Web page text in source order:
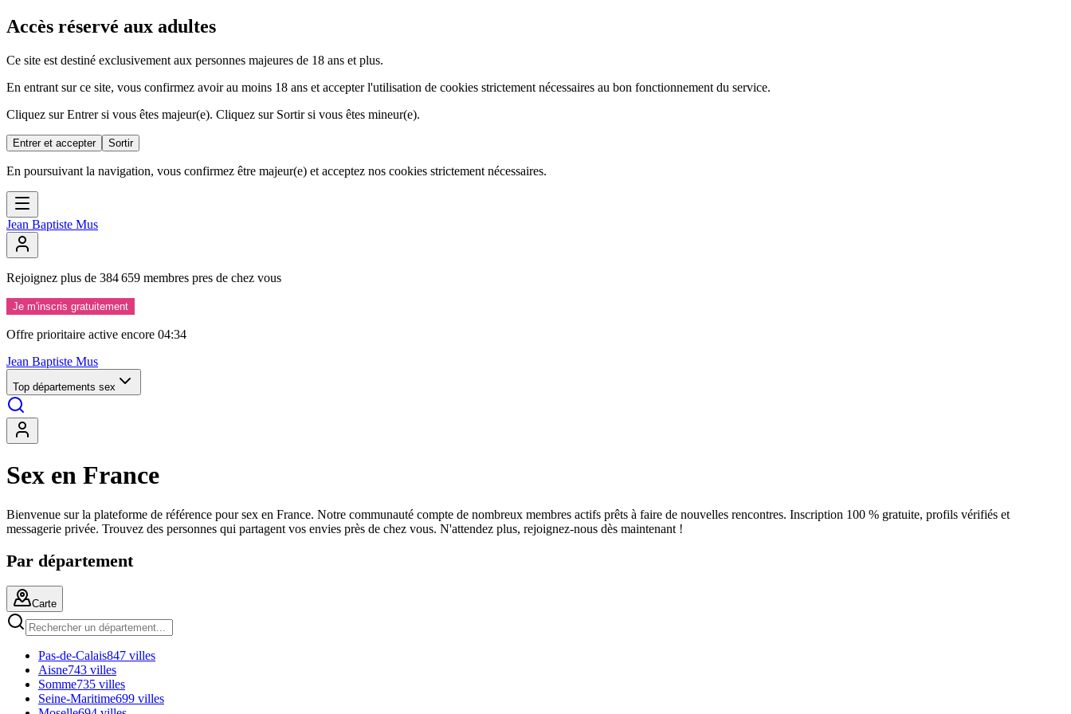
Accès réservé aux adultes
Ce site est destiné exclusivement aux personnes majeures de 18 ans et plus.
En entrant sur ce site, vous confirmez avoir au moins 18 ans et accepter l'utilisation de cookies strictement nécessaires au bon fonctionnement du service.
Cliquez sur Entrer si vous êtes majeur(e). Cliquez sur Sortir si vous êtes mineur(e).
Entrer et accepter Sortir
En poursuivant la navigation, vous confirmez être majeur(e) et acceptez nos cookies strictement nécessaires.
Jean Baptiste Mus
Rejoignez plus de 384659 membres pres de chez vous
Je m'inscris gratuitement
Offre prioritaire active encore 04:32
Jean Baptiste Mus
Top départements sex
Sex en France
Bienvenue sur la plateforme de référence pour sex en France. Notre communauté compte de nombreux membres actifs prêts à faire de nouvelles rencontres. Inscription 100 % gratuite, profils vérifiés et
messagerie privée. Trouvez des personnes qui partagent vos envies près de chez vous. N'attendez plus, rejoignez-nous dès maintenant !
Par département
Carte
Pas-de-Calais847 villes
Aisne743 villes
Somme735 villes
Seine-Maritime699 villes